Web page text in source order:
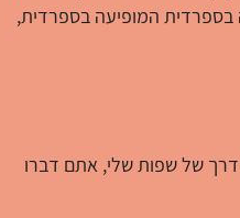
המופיעה בספרדית,
של שפות שלי, אתם דברו